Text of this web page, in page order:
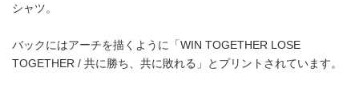
シャツ。
バックにはアーチを描くように「WIN TOGETHER LOSE
TOGETHER / 共に勝ち、共に敗れる」とプリントされています。